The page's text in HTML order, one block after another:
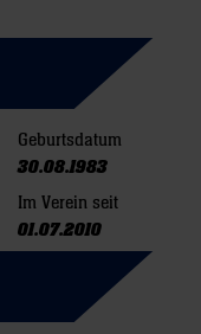
Geburtsdatum
30.08.1983
Im Verein seit
01.07.2010